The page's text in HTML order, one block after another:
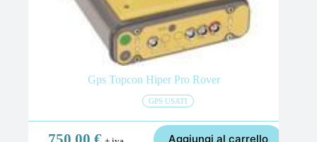
Gps Topcon Hiper Pro Rover
GPS USATI
750,00 € Aggiungi al carrello